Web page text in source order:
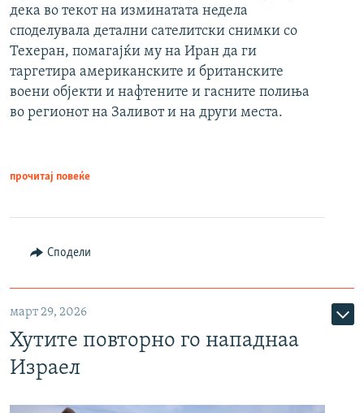
дека во текот на изминатата недела
споделувала детални сателитски снимки со
Техеран, помагајќи му на Иран да ги
таргетира американските и британските
воени објекти и нафтените и гасните полиња
во регионот на Заливот и на други места.
прочитај повеќе
Сподели
март 29, 2026
Хутите повторно го нападнаа
Израел